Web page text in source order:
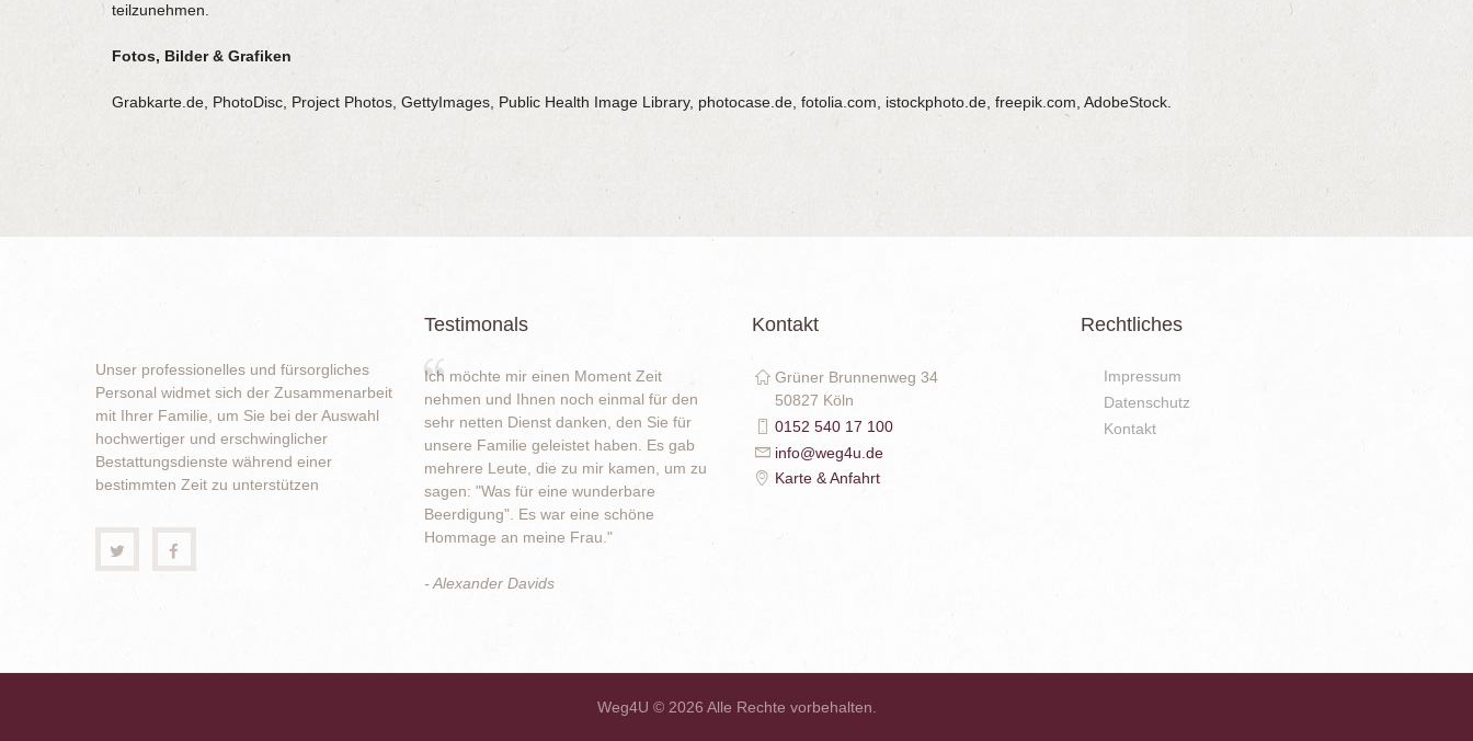
teilzunehmen.
Fotos, Bilder & Grafiken
Grabkarte.de, PhotoDisc, Project Photos, GettyImages, Public Health Image Library, photocase.de, fotolia.com, istockphoto.de, freepik.com, AdobeStock.
Unser professionelles und fürsorgliches
Personal widmet sich der Zusammenarbeit
mit Ihrer Familie, um Sie bei der Auswahl
hochwertiger und erschwinglicher
Bestattungsdienste während einer
bestimmten Zeit zu unterstützen
Testimonals
Ich möchte mir einen Moment Zeit
nehmen und Ihnen noch einmal für den
sehr netten Dienst danken, den Sie für
unsere Familie geleistet haben. Es gab
mehrere Leute, die zu mir kamen, um zu
sagen: "Was für eine wunderbare
Beerdigung". Es war eine schöne
Hommage an meine Frau."
- Alexander Davids
Kontakt
Grüner Brunnenweg 34
50827 Köln
0152 540 17 100
info@weg4u.de
Karte & Anfahrt
Rechtliches
Impressum
Datenschutz
Kontakt
Weg4U © 2026 Alle Rechte vorbehalten.